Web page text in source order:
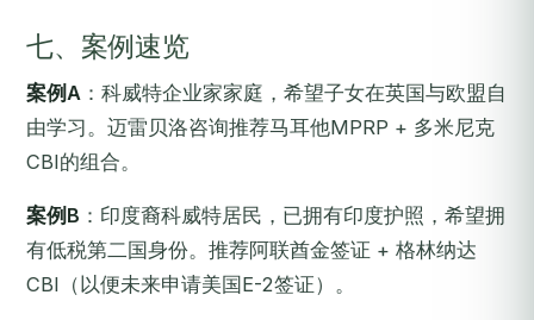
七、案例速览
案例A ：科威特企业家家庭，希望子女在英国与欧盟自
由学习。迈雷贝洛咨询推荐马耳他MPRP + 多米尼克
CBI的组合。
案例B ：印度裔科威特居民，已拥有印度护照，希望拥
有低税第二国身份。推荐阿联酋金签证 + 格林纳达
CBI（以便未来申请美国E-2签证）。